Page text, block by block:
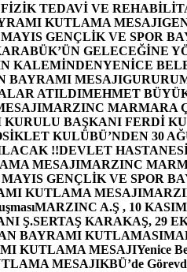
TEDAVİ VE
KUTLAMA MESAJI
GENÇLİK VE SPOR
GELECEĞİNE
KALEMİNDENYENİCE
BAYRAMI MESAJI
ATILDIMEHMET
MARZINC MARMARA
BAŞKANI FERDİ
KULÜBÜ’NDEN 30
!!DEVLET
MESAJIMARZINC
GENÇLİK VE SPOR
KUTLAMA MESAJI
MARZINC A.Ş , 10
Ş.SERTAŞ KARAKAŞ, 29
BAYRAMI KUTLAMASI
KUTLAMA MESAJIYenice
MESAJIKBÜ’de